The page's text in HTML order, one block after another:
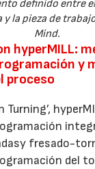
definido entre
la pieza de
Mind.
hyperMILL:
y
proceso
Turning’,
fresado-
del